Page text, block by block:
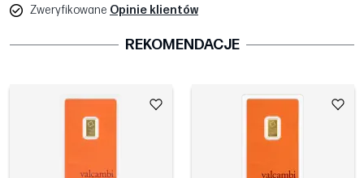
Zweryfikowane Opinie klientów
REKOMENDACJE